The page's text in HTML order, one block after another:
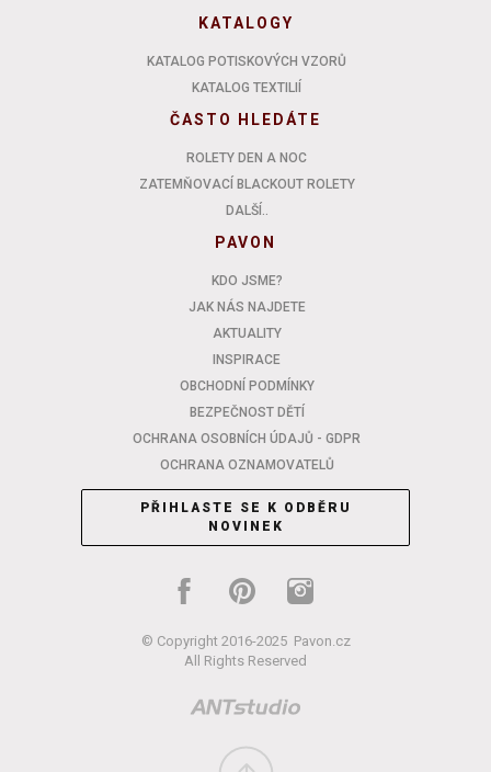
KATALOGY
KATALOG POTISKOVÝCH VZORŮ
KATALOG TEXTILIÍ
ČASTO HLEDÁTE
ROLETY DEN A NOC
ZATEMŇOVACÍ BLACKOUT ROLETY
DALŠÍ..
PAVON
KDO JSME?
JAK NÁS NAJDETE
AKTUALITY
INSPIRACE
OBCHODNÍ PODMÍNKY
BEZPEČNOST DĚTÍ
OCHRANA OSOBNÍCH ÚDAJŮ - GDPR
OCHRANA OZNAMOVATELŮ
PŘIHLASTE SE K ODBĚRU
NOVINEK
© Copyright 2016-2025 Pavon.cz
All Rights Reserved